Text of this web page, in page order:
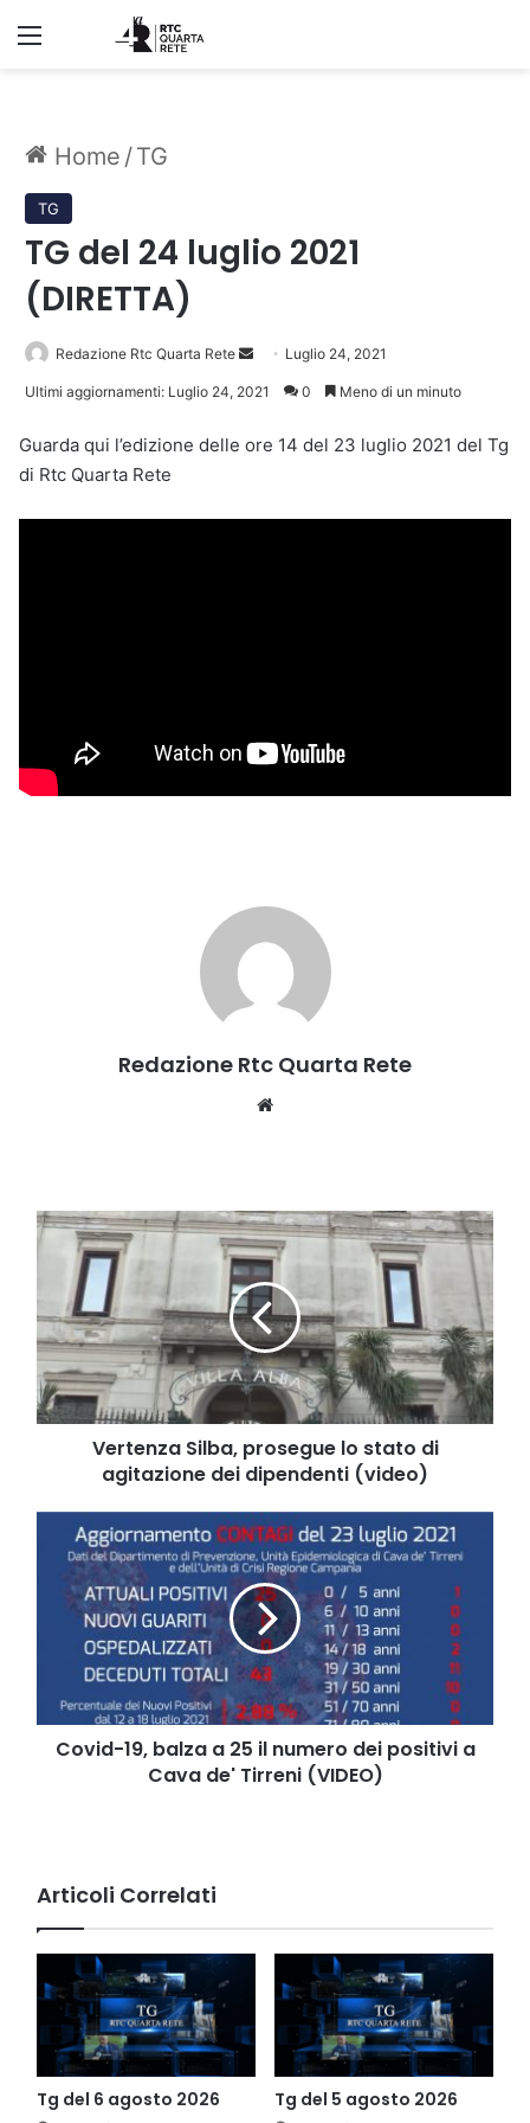
Menu
Home /TG
TG
TG del 24 luglio 2021
(DIRETTA)
Redazione Rtc Quarta Rete
Invia
un'email
Luglio 24, 2021
Ultimi aggiornamenti: Luglio 24, 2021 0 Meno di un minuto
Guarda qui l’edizione delle ore 14 del 23 luglio 2021 del Tg
di Rtc Quarta Rete
Redazione Rtc Quarta Rete
Vertenza
Silba,
prosegue
lo
stato
di
agitazione
dei
dipendenti
(video)Vertenza Silba, prosegue lo stato di
agitazione dei dipendenti (video)
Covid-
balza
numero
dei
positivi
Covid-19, balza a 25 il numero dei positivi a
Cava de' Tirreni (VIDEO)
Articoli Correlati
Tg del 6 agosto 2026 Tg del 5 agosto 2026